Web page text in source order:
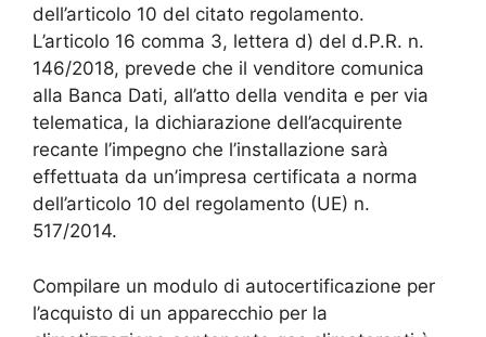
dell’articolo 10 del citato regolamento.
L’articolo 16 comma 3, lettera d) del d.P.R. n.
146/2018, prevede che il venditore comunica
alla Banca Dati, all’atto della vendita e per via
telematica, la dichiarazione dell’acquirente
recante l’impegno che l’installazione sarà
effettuata da un’impresa certificata a norma
dell’articolo 10 del regolamento (UE) n.
517/2014.
Compilare un modulo di autocertificazione per
l’acquisto di un apparecchio per la